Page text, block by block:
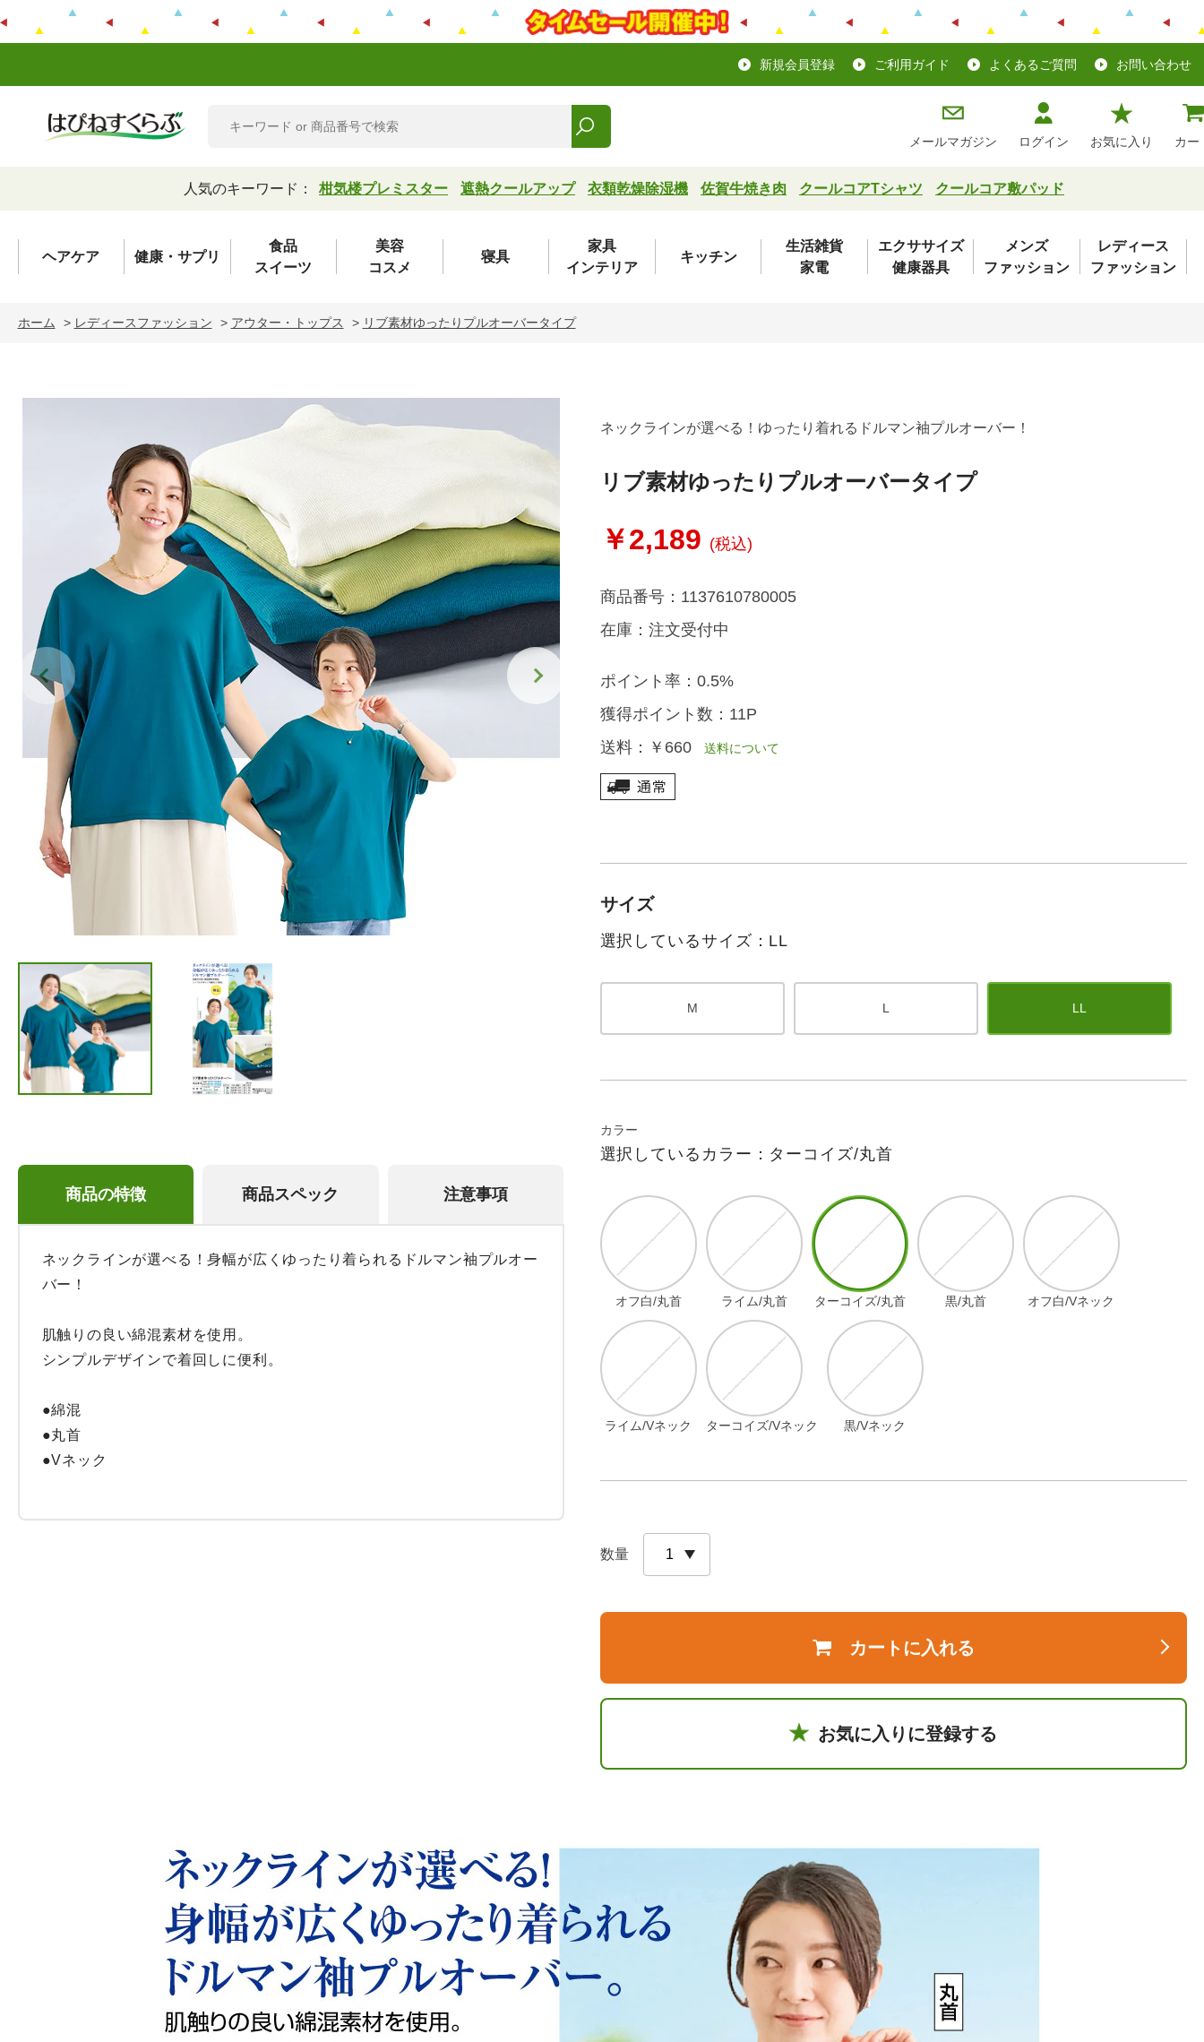
新規会員登録 ご利用ガイド よくあるご質問 お問い合わせ
メールマガジン ログイン お気に入り カー
人気のキーワード： 柑気楼プレミスター 遮熱クールアップ 衣類乾燥除湿機 佐賀牛焼き肉 クールコアTシャツ クールコア敷パッド
ヘアケア 健康・サプリ
食品
スイーツ
美容
コスメ
寝具
家具
インテリア
キッチン
生活雑貨
家電
エクササイズ
健康器具
メンズ
ファッション
レディース
ファッション
ホーム > レディースファッション > アウター・トップス > リブ素材ゆったりプルオーバータイプ
商品の特徴 商品スペック 注意事項
ネックラインが選べる！身幅が広くゆったり着られるドルマン袖プルオー
バー！
肌触りの良い綿混素材を使用。
シンプルデザインで着回しに便利。
●綿混
●丸首
●Vネック
ネックラインが選べる！ゆったり着れるドルマン袖プルオーバー！
リブ素材ゆったりプルオーバータイプ
￥2,189 (税込)
商品番号： 1137610780005
在庫： 注文受付中
ポイント率： 0.5%
獲得ポイント数： 11P
送料： ￥660送料について
サイズ
選択しているサイズ：LL
M L LL
カラー
選択しているカラー：ターコイズ/丸首
オフ白/丸首 ライム/丸首 ターコイズ/丸首 黒/丸首 オフ白/Vネック
ライム/Vネック ターコイズ/Vネック 黒/Vネック
数量
カートに入れる
お気に入りに登録する